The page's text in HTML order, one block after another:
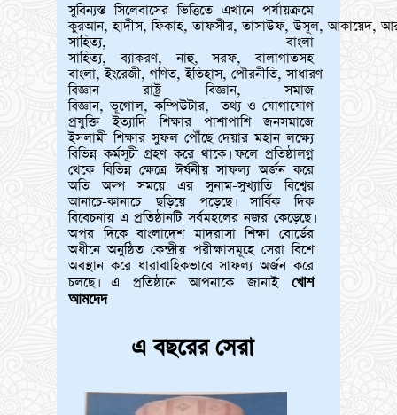
সুবিন্যস্ত সিলেবাসের ভিত্তিতে এখানে পর্যায়ক্রমে
কুরআন, হাদীস, ফিকাহ, তাফসীর, তাসাউফ, উসূল, আকায়েদ,
সাহিত্য, বাংলা
সাহিত্য, ব্যাকরণ, নাহু, সরফ, বালাগাতসহ
বাংলা, ইংরেজী, গণিত, ইতিহাস, পৌরনীতি, সাধারণ
বিজ্ঞান রাষ্ট্র বিজ্ঞান, সমাজ
বিজ্ঞান, ভূগোল, কম্পিউটার, তথ্য ও যোগাযোগ
প্রযুক্তি ইত্যাদি শিক্ষার পাশাপাশি জনসমাজে
ইসলামী শিক্ষার সুফল পৌঁছে দেয়ার মহান লক্ষ্যে
বিভিন্ন কর্মসূচী গ্রহণ করে থাকে। ফলে প্রতিষ্ঠালগ্ন
থেকে বিভিন্ন ক্ষেত্রে ঈর্ষনীয় সাফল্য অর্জন করে
অতি অল্প সময়ে এর সুনাম-সুখ্যাতি বিশ্বের
আনাচে-কানাচে ছড়িয়ে পড়েছে। সার্বিক দিক
বিবেচনায় এ প্রতিষ্ঠানটি সর্বমহলের নজর কেড়েছে।
অপর দিকে বাংলাদেশ মাদরাসা শিক্ষা বোর্ডের
অধীনে অনুষ্ঠিত কেন্দ্রীয় পরীক্ষাসমূহে সেরা বিশে
অবস্থান করে ধারাবাহিকভাবে সাফল্য অর্জন করে
চলছে। এ প্রতিষ্ঠানে আপনাকে জানাই খোশ
আমদেদ
এ বছরের সেরা